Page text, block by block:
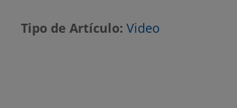
Tipo de Artículo Video